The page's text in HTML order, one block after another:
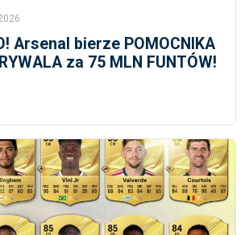
Arsenal bierze POMOCNIKA
za 75 MLN FUNTÓW!